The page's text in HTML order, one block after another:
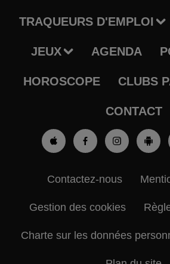
TRAQUEURS D'EMPLOI
JEUX AGENDA
HOROSCOPE CLUBS
CONTACT
Contactez-nous
Gestion des cookies
Charte sur les données